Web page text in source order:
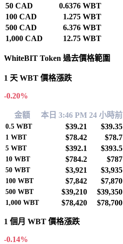
50 CAD
0.6376 WBT
100 CAD
1.275 WBT
500 CAD
6.376 WBT
1,000 CAD
12.75 WBT
WhiteBIT Token 過去價格範圍
1 天 WBT 價格漲跌
-0.20%
金額 本日 3:46 PM 24 小時前
0.5 WBT $39.21 $39.35
1 WBT $78.42 $78.7
5 WBT $392.1 $393.5
10 WBT $784.2 $787
50 WBT $3,921 $3,935
100 WBT $7,842 $7,870
500 WBT $39,210 $39,350
1,000 WBT $78,420 $78,700
1 個月 WBT 價格漲跌
-0.14%